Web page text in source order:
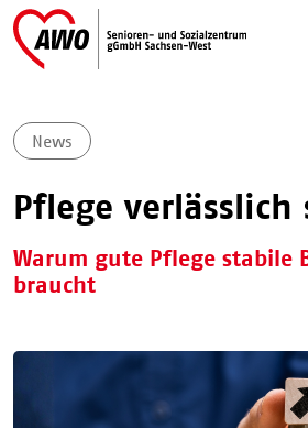
News
Pflege verlässlich
Warum gute Pflege stabile
braucht